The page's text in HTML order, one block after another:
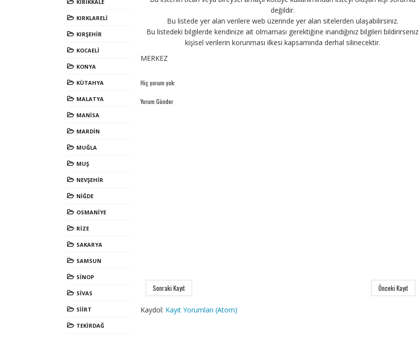
KIRIKKALE
KIRKLARELİ
KIRŞEHİR
KOCAELİ
KONYA
KÜTAHYA
MALATYA
MANİSA
MARDİN
MUĞLA
MUŞ
NEVŞEHİR
NİĞDE
OSMANİYE
RİZE
SAKARYA
SAMSUN
SİNOP
SİVAS
SİİRT
TEKİRDAĞ
değildir.
Bu listede yer alan verilere web üzerinde yer alan sitelerden ulaşabilirsiniz.
Bu listedeki bilgilerde kendinize ait olmaması gerektiğine inandığınız bilgileri bildirirseniz
kişisel verilerin korunması ilkesi kapsamında derhal silinecektir.
MERKEZ
Hiç yorum yok:
Yorum Gönder
Sonraki Kayıt Önceki Kayıt
Kaydol: Kayıt Yorumları (Atom)